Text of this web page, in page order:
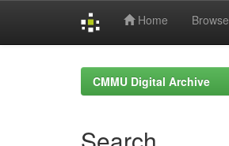
Home Browse
CMMU Digital Archive